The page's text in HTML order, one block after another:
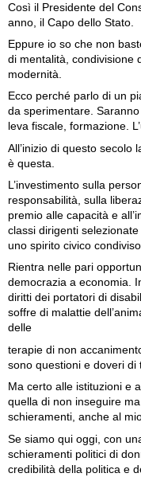
Così il Presidente del
anno, il Capo dello Stato.
Eppure io so che non
di mentalità, condivisione
modernità.
Ecco perché parlo di un
da sperimentare.
leva fiscale, formazione.
All’inizio di questo secolo
è questa.
L’investimento sulla
responsabilità, sulla
premio alle capacità e
classi dirigenti
uno spirito civico
Rientra nelle pari
democrazia a economia.
diritti dei portatori di
soffre di malattie
delle
terapie di non
sono questioni e doveri di
Ma certo alle istituzioni e
quella di non inseguire
schieramenti, anche al
Se siamo qui oggi, con
schieramenti politici di
credibilità della politica e